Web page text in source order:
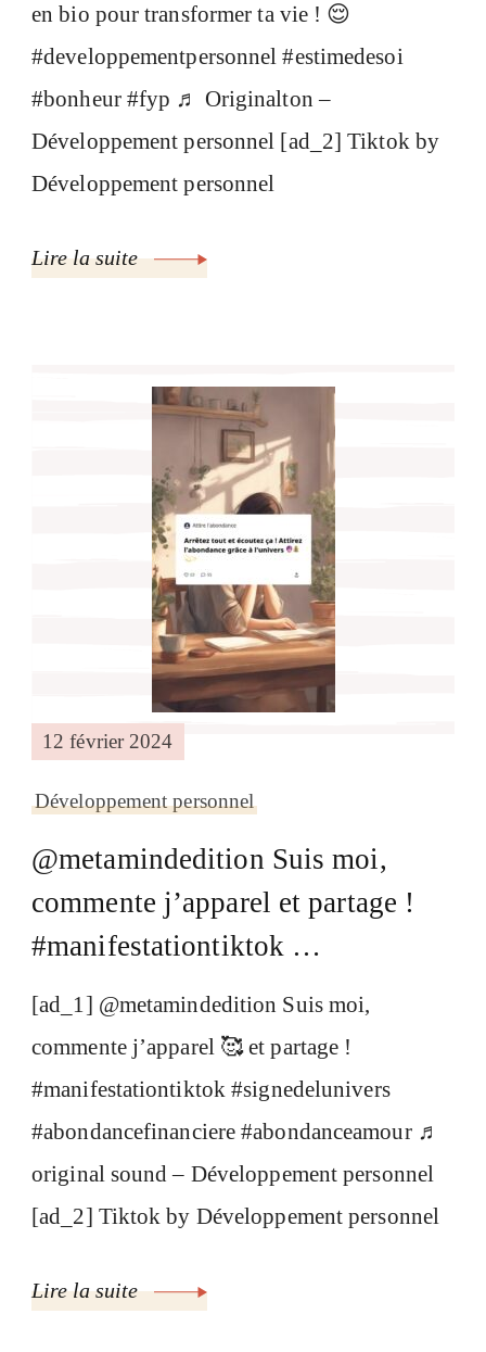
en bio pour transformer ta vie ! 😌
#developpementpersonnel #estimedesoi
#bonheur #fyp ♬ Originalton –
Développement personnel [ad_2] Tiktok by
Développement personnel
Lire la suite
12 février 2024
Développement personnel
@metamindedition Suis moi,
commente j’apparel et partage !
#manifestationtiktok …
[ad_1] @metamindedition Suis moi,
commente j’apparel 🥰 et partage !
#manifestationtiktok #signedelunivers
#abondancefinanciere #abondanceamour ♬
original sound – Développement personnel
[ad_2] Tiktok by Développement personnel
Lire la suite